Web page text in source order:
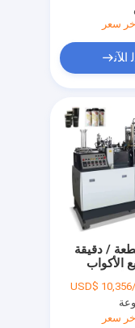
سعر
ﺍﻶﻧ
85 قطعة / دقيقة
الأكواب
مللي
USD$
سعر